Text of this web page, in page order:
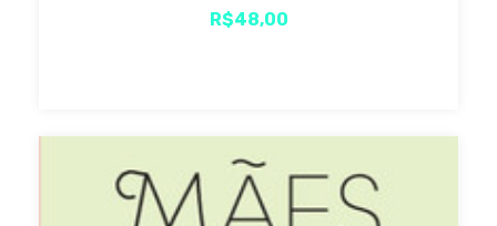
R$48,00